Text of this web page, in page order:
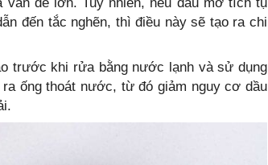
đến tắc nghẽn, thì điều này sẽ tạo ra chi
trước khi rửa bằng nước lạnh và sử dụng
ống thoát nước, từ đó giảm nguy cơ dầu